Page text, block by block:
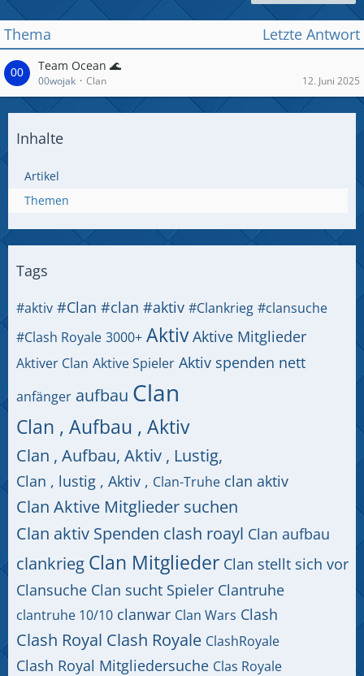
Thema Letzte Antwort
Team Ocean 🌊
00wojak Clan 12. Juni 2025
Inhalte
Artikel
Themen
Tags
#aktiv #Clan #clan #aktiv #Clankrieg #clansuche
#Clash Royale 3000+ Aktiv Aktive Mitglieder
Aktiver Clan Aktive Spieler Aktiv spenden nett
anfänger aufbau Clan
Clan , Aufbau , Aktiv
Clan , Aufbau, Aktiv , Lustig,
Clan , lustig , Aktiv , Clan-Truhe clan aktiv
Clan Aktive Mitglieder suchen
Clan aktiv Spenden clash roayl Clan aufbau
clankrieg Clan Mitglieder Clan stellt sich vor
Clansuche Clan sucht Spieler Clantruhe
clantruhe 10/10 clanwar Clan Wars Clash
Clash Royal Clash Royale ClashRoyale
Clash Royal Mitgliedersuche Clas Royale